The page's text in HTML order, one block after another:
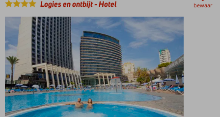
Logies en ontbijt-Hotel bewaar